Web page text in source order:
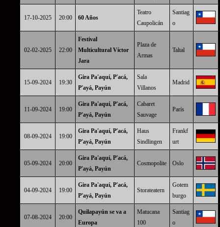
17-10-2025 20:00 60 Años
Teatro
Caupolicán
Santiag
o
02-02-2025 22:00
Festival
Multicultural Víctor
Jara
Plaza de
Armas
Taltal
15-09-2024 19:30
Gira Pa'aquí, P'acá,
P'ayá, Payún
Sala
Villanos
Madrid
11-09-2024 19:00
Gira Pa'aquí, P'acá,
P'ayá, Payún
Cabaret
Sauvage
París
08-09-2024 19:00
Gira Pa'aquí, P'acá,
P'ayá, Payún
Haus
Sindlingen
Frankf
urt
05-09-2024 20:00
Gira Pa'aquí, P'acá,
P'ayá, Payún
Cosmopolite Oslo
04-09-2024 19:00
Gira Pa'aquí, P'acá,
P'ayá, Payún
Storateatern
Gotem
burgo
07-08-2024 20:00
Quilapayún se va a
Europa
Matucana
100
Santiag
o